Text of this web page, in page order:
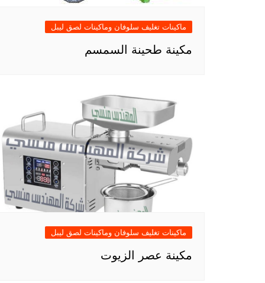
ماكينات تغليف سلوفان وماكينات لصق ليبل
مكينة طحينة السمسم
ماكينات تغليف سلوفان وماكينات لصق ليبل
مكينة عصر الزيوت